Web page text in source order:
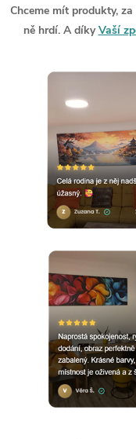
Chceme mít produkty,
ně hrdí. A díkyVaší